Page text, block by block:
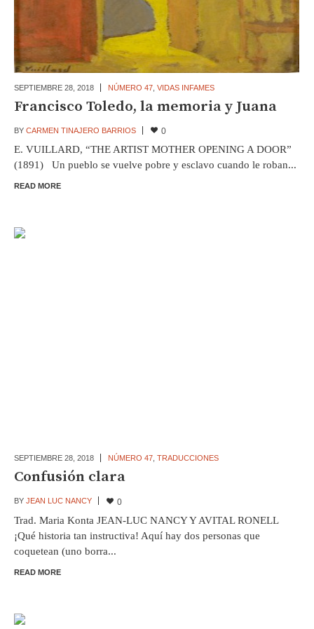
SEPTIEMBRE 28, 2018 NÚMERO 47, VIDAS INFAMES
Francisco Toledo, la memoria y Juana
BY CARMEN TINAJERO BARRIOS 0
E. VUILLARD, “THE ARTIST MOTHER OPENING A DOOR”
(1891) Un pueblo se vuelve pobre y esclavo cuando le roban...
READ MORE
SEPTIEMBRE 28, 2018 NÚMERO 47, TRADUCCIONES
Confusión clara
BY JEAN LUC NANCY 0
Trad. Maria Konta JEAN-LUC NANCY Y AVITAL RONELL
¡Qué historia tan instructiva! Aquí hay dos personas que
coquetean (uno borra...
READ MORE